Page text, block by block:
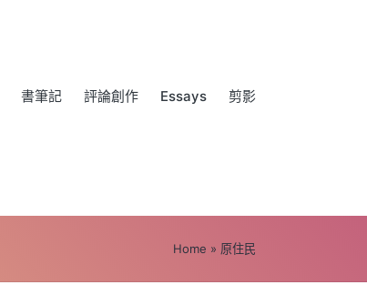
書筆記 評論創作 Essays 剪影
Home » 原住民